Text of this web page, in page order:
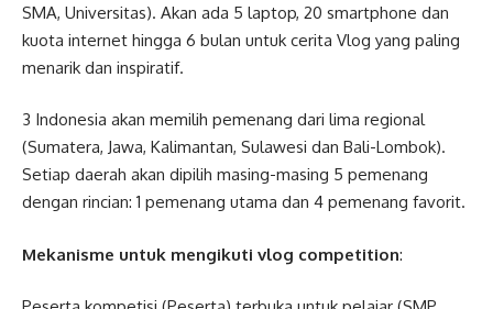
SMA, Universitas). Akan ada 5 laptop, 20 smartphone dan
kuota internet hingga 6 bulan untuk cerita Vlog yang paling
menarik dan inspiratif.
3 Indonesia akan memilih pemenang dari lima regional
(Sumatera, Jawa, Kalimantan, Sulawesi dan Bali-Lombok).
Setiap daerah akan dipilih masing-masing 5 pemenang
dengan rincian: 1 pemenang utama dan 4 pemenang favorit.
Mekanisme untuk mengikuti vlog competition: